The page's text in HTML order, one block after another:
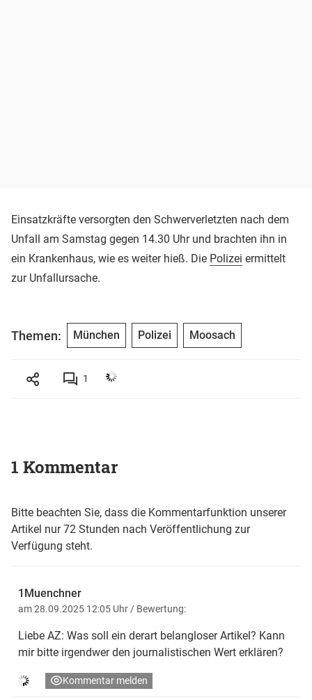
Einsatzkräfte versorgten den Schwerverletzten nach dem
Unfall am Samstag gegen 14.30 Uhr und brachten ihn in
ein Krankenhaus, wie es weiter hieß. Die Polizei ermittelt
zur Unfallursache.
Themen: München Polizei Moosach
1
1 Kommentar
Bitte beachten Sie, dass die Kommentarfunktion unserer
Artikel nur 72 Stunden nach Veröffentlichung zur
Verfügung steht.
1Muenchner
am 28.09.2025 12:05 Uhr / Bewertung:
Liebe AZ: Was soll ein derart belangloser Artikel? Kann
mir bitte irgendwer den journalistischen Wert erklären?
Kommentar melden